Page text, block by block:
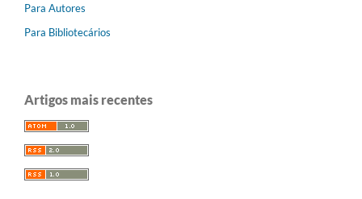
Para Autores
Para Bibliotecários
Artigos mais recentes